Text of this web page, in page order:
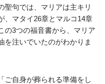
聖句では、マリアは主キリ
、マタイ26章とマルコ14章
の3つの福音書から、マリア
を注いでいたのがわかりま
ご自身が葬られる準備をし